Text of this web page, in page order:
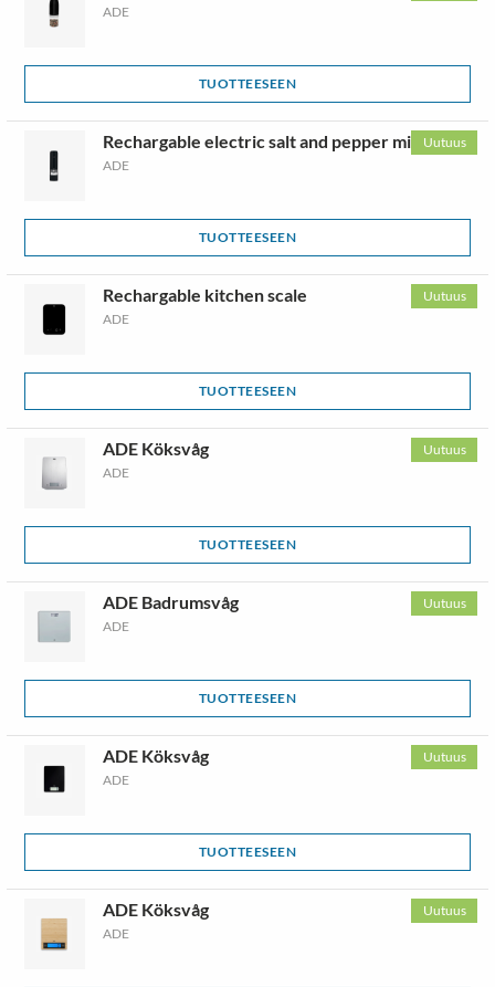
ADE
TUOTTEESEEN
Uutuus
Rechargable electric salt and pepper mill
ADE
TUOTTEESEEN
Uutuus
Rechargable kitchen scale
ADE
TUOTTEESEEN
Uutuus
ADE Köksvåg
ADE
TUOTTEESEEN
Uutuus
ADE Badrumsvåg
ADE
TUOTTEESEEN
Uutuus
ADE Köksvåg
ADE
TUOTTEESEEN
Uutuus
ADE Köksvåg
ADE